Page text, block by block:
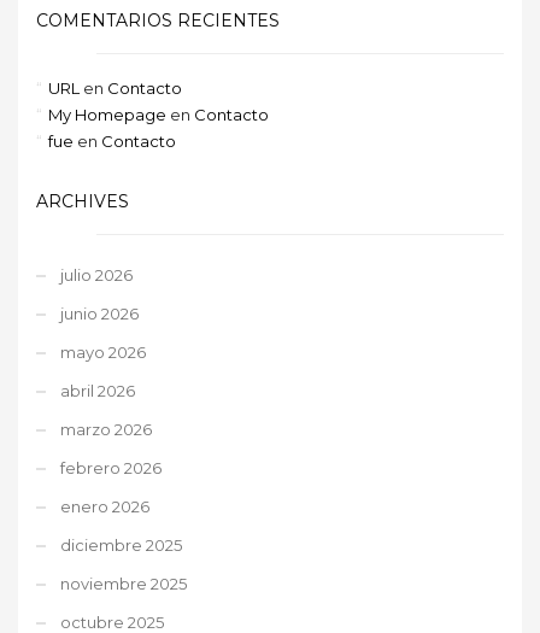
COMENTARIOS RECIENTES
URL en Contacto
My Homepage en Contacto
fue en Contacto
ARCHIVES
julio 2026
junio 2026
mayo 2026
abril 2026
marzo 2026
febrero 2026
enero 2026
diciembre 2025
noviembre 2025
octubre 2025